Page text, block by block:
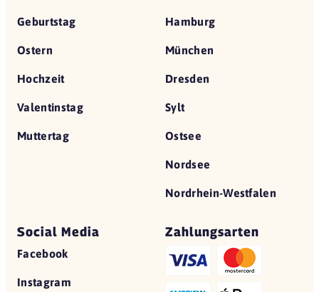
Geburtstag
Ostern
Hochzeit
Valentinstag
Muttertag
Hamburg
München
Dresden
Sylt
Ostsee
Nordsee
Nordrhein-Westfalen
Social Media
Facebook
Instagram
Zahlungsarten